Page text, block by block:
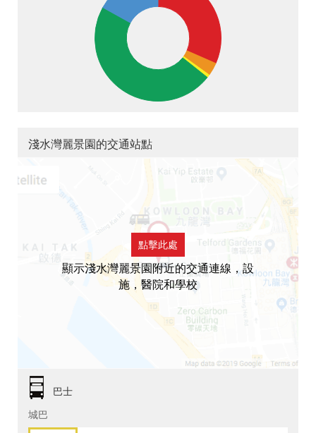
淺水灣麗景園的交通站點
點擊此處
顯示淺水灣麗景園附近的交通連線，設
施，醫院和學校
巴士
城巴